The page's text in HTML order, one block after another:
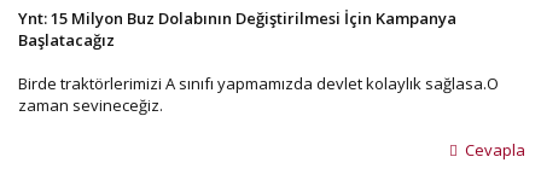
Ynt: 15 Milyon Buz Dolabının Değiştirilmesi İçin Kampanya
Başlatacağız
Birde traktörlerimizi A sınıfı yapmamızda devlet kolaylık sağlasa.O
zaman sevineceğiz.
Cevapla